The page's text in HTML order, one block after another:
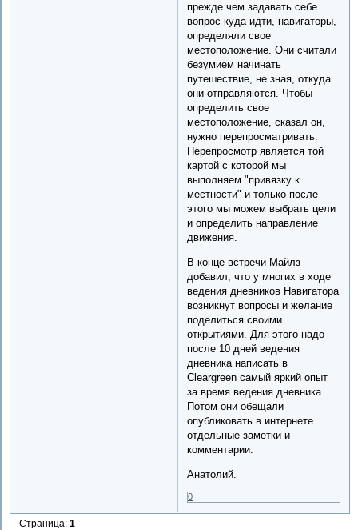
прежде чем задавать себе
вопрос куда идти, навигаторы,
определяли свое
местоположение. Они считали
безумием начинать
путешествие, не зная, откуда
они отправляются. Чтобы
определить свое
местоположение, сказал он,
нужно перепросматривать.
Перепросмотр является той
картой с которой мы
выполняем "привязку к
местности" и только после
этого мы можем выбрать цели
и определить направление
движения.
В конце встречи Майлз
добавил, что у многих в ходе
ведения дневников Навигатора
возникнут вопросы и желание
поделиться своими
открытиями. Для этого надо
после 10 дней ведения
дневника написать в
Cleargreen самый яркий опыт
за время ведения дневника.
Потом они обещали
опубликовать в интернете
отдельные заметки и
комментарии.
Анатолий.
0
Страница:1